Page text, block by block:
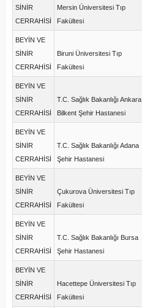
SİNİR
CERRAHİSİ
Mersin Üniversitesi Tıp
Fakültesi
BEYİN VE
SİNİR
CERRAHİSİ
Biruni Üniversitesi Tıp
Fakültesi
BEYİN VE
SİNİR
CERRAHİSİ
T.C. Sağlık Bakanlığı Ankara
Bilkent Şehir Hastanesi
BEYİN VE
SİNİR
CERRAHİSİ
T.C. Sağlık Bakanlığı Adana
Şehir Hastanesi
BEYİN VE
SİNİR
CERRAHİSİ
Çukurova Üniversitesi Tıp
Fakültesi
BEYİN VE
SİNİR
CERRAHİSİ
T.C. Sağlık Bakanlığı Bursa
Şehir Hastanesi
BEYİN VE
SİNİR
CERRAHİSİ
Hacettepe Üniversitesi Tıp
Fakültesi